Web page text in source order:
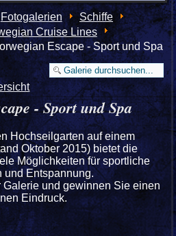
Fotogalerien
Schiffe
Cruise Lines
Escape - Sport und Spa
- Sport und Spa
Hochseilgarten auf einem
Oktober 2015) bietet die
Möglichkeiten für sportliche
und Entspannung.
und gewinnen Sie einen
Eindruck.